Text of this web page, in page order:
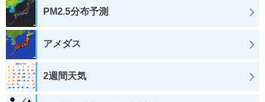
PM2.5分布予測
アメダス
2週間天気